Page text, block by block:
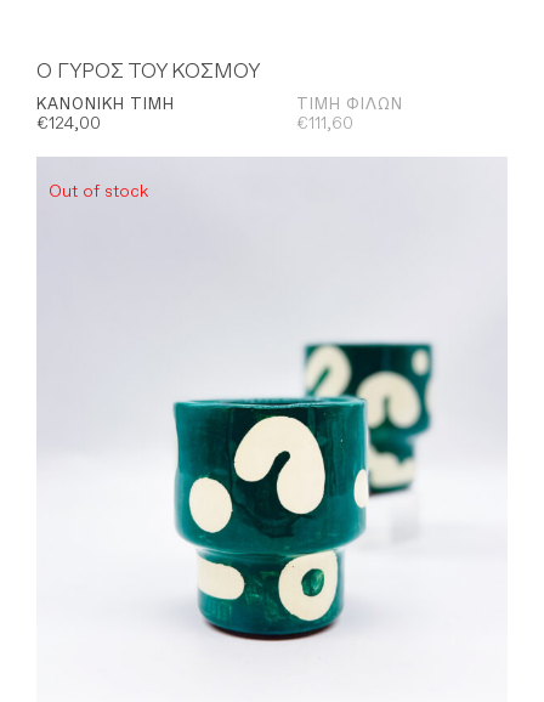
Ο ΓΥΡΟΣ ΤΟΥ ΚΟΣΜΟΥ
ΚΑΝΟΝΙΚΉ ΤΙΜΉ
€124,00
ΤΙΜΉ ΦΊΛΩΝ
€111,60
Out of stock